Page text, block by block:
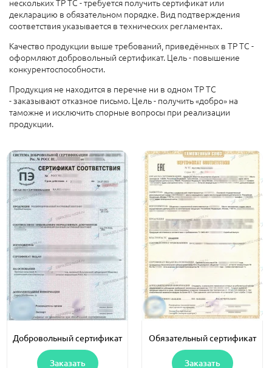
декларацию в обязательном порядке. Вид подтверждения
соответствия указывается в технических регламентах.
Качество продукции выше требований, приведённых в ТР ТС -
оформляют добровольный сертификат. Цель - повышение
конкурентоспособности.
Продукция не находится в перечне ни в одном ТР ТС
-заказывают отказное письмо. Цель - получить «добро» на
таможне и исключить спорные вопросы при реализации
продукции.
Добровольный сертификат
Заказать
Обязательный сертификат
Заказать